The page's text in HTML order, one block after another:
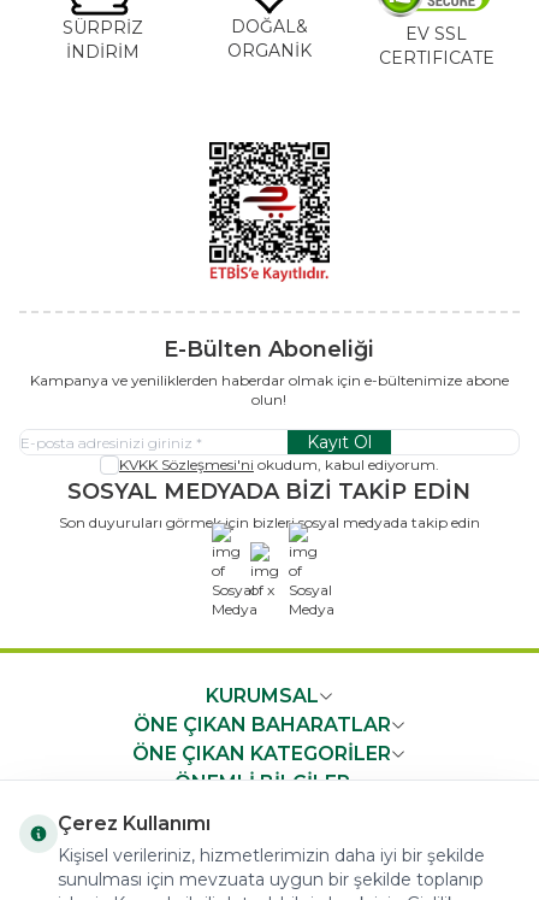
SÜRPRİZ
İNDİRİM
DOĞAL&
ORGANİK
EV SSL
CERTIFICATE
E-Bülten Aboneliği
Kampanya ve yeniliklerden haberdar olmak için e-bültenimize abone
olun!
Kayıt Ol
KVKK Sözleşmesi'ni okudum, kabul ediyorum.
SOSYAL MEDYADA BİZİ TAKİP EDİN
Son duyuruları görmek için bizleri sosyal medyada takip edin
x
KURUMSAL
ÖNE ÇIKAN BAHARATLAR
ÖNE ÇIKAN KATEGORİLER
ÖNEMLİ BİLGİLER
Çerez Kullanımı
Kişisel verileriniz, hizmetlerimizin daha iyi bir şekilde
sunulması için mevzuata uygun bir şekilde toplanıp